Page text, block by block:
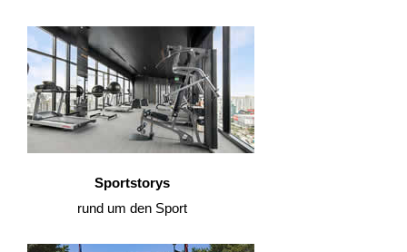
Sportstorys
rund um den Sport